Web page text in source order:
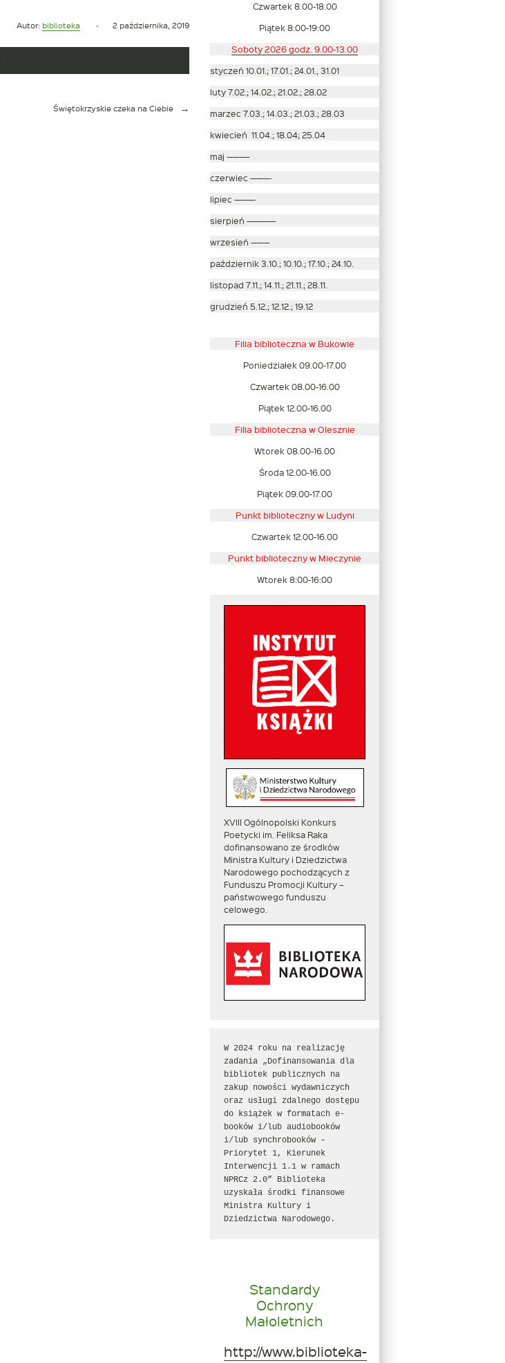
Autor: biblioteka Opublikowano
dniu
2 października, 2019
Świętokrzyskie czeka na Ciebie
Czwartek 8.00-18.00
Piątek 8:00-19:00
Soboty 2026 godz. 9.00-13.00
styczeń 10.01.; 17.01.; 24.01., 31.01
luty 7.02.; 14.02.; 21.02.; 28.02
marzec 7.03.; 14.03.; 21.03.; 28.03
kwiecień 11.04.; 18.04; 25.04
maj ———–
czerwiec ———-
lipiec ———-
sierpień ————–
wrzesień ———
październik 3.10.; 10.10.; 17.10.; 24.10.
listopad 7.11.; 14.11.; 21.11.; 28.11.
grudzień 5.12.; 12.12.; 19.12
Filia biblioteczna w Bukowie
Poniedziałek 09.00-17.00
Czwartek 08.00-16.00
Piątek 12.00-16.00
Filia biblioteczna w Olesznie
Wtorek 08.00-16.00
Środa 12.00-16.00
Piątek 09.00-17.00
Punkt biblioteczny w Ludyni
Czwartek 12.00-16.00
Punkt biblioteczny w Mieczynie
Wtorek 8:00-16:00
XVIII Ogólnopolski Konkurs
Poetycki im. Feliksa Raka
dofinansowano ze środków
Ministra Kultury i Dziedzictwa
Narodowego pochodzących z
Funduszu Promocji Kultury –
państwowego funduszu
celowego.
W 2024 roku na realizację
zadania „Dofinansowania dla
bibliotek publicznych na
zakup nowości wydawniczych
oraz usługi zdalnego dostępu
do książek w formatach e-
booków i/lub audiobooków
i/lub synchrobooków –
Priorytet 1, Kierunek
Interwencji 1.1 w ramach
NPRCz 2.0” Biblioteka
uzyskała środki finansowe
Ministra Kultury i
Dziedzictwa Narodowego.
Standardy
Ochrony
Małoletnich
http://www.biblioteka-